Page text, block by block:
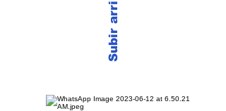
Subir arriba